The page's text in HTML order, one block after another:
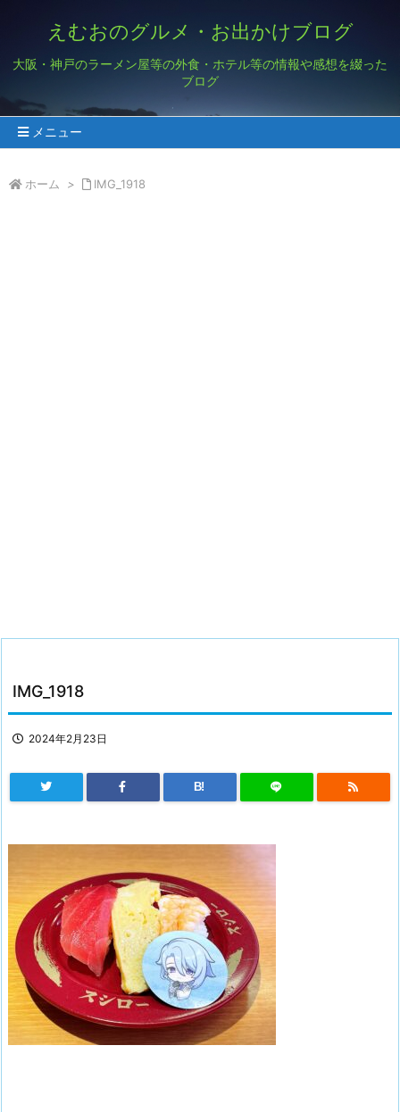
えむおのグルメ・お出かけブログ
大阪・神戸のラーメン屋等の外食・ホテル等の情報や感想を綴った
ブログ
メニュー
ホーム > IMG_1918
IMG_1918
2024年2月23日
B!